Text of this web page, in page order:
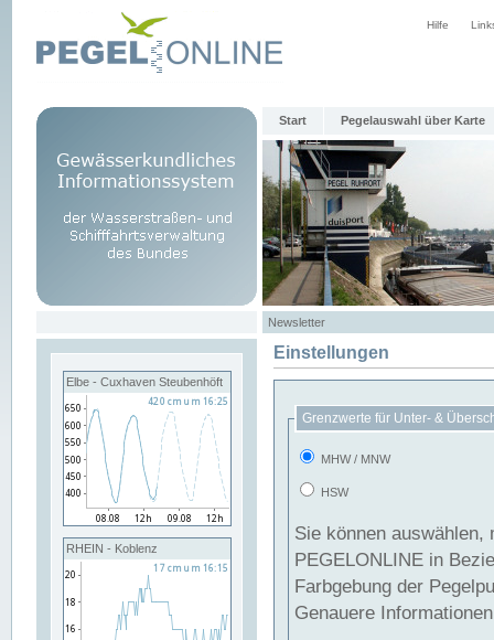
Hilfe
Start Pegelauswahl über Karte
Newsletter
Elbe - Cuxhaven Steubenhöft
RHEIN - Koblenz
Einstellungen
Grenzwerte für Unter- &
MHW / MNW
HSW
Sie können
PEGELONLINE in Beziehung
Farbgebung der
Genauere